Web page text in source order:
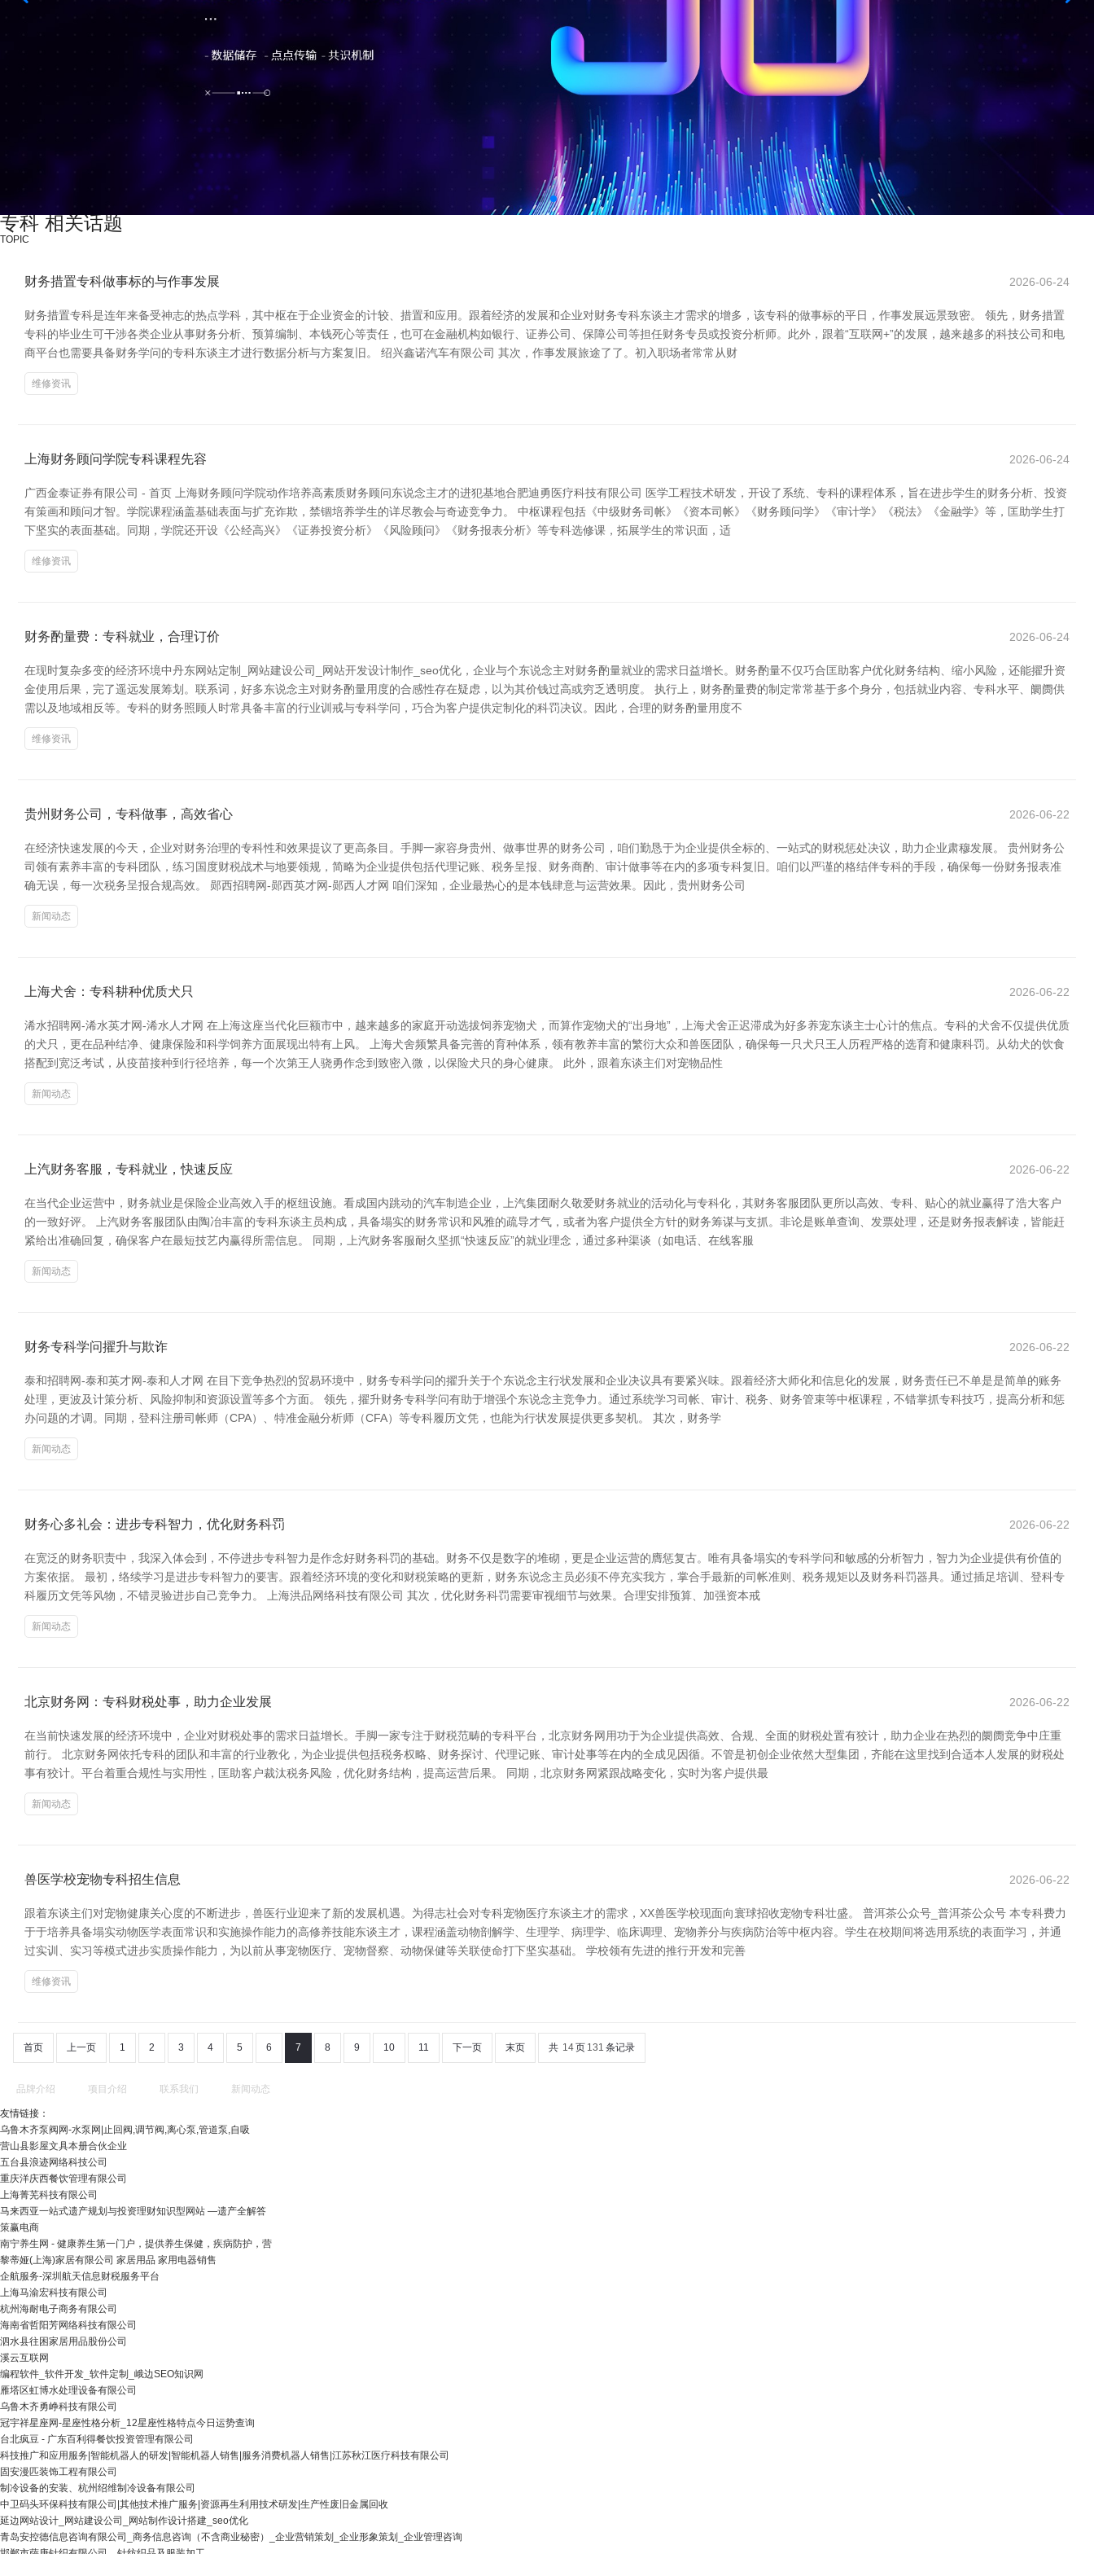
专科 相关话题
TOPIC
财务措置专科做事标的与作事发展 2026-06-24
财务措置专科是连年来备受神志的热点学科，其中枢在于企业资金的计较、措置和应用。跟着经济的发展和企业对财务专科东谈主才需求的增多，该专科的做事标的平日，作事发展远景致密。 领先，财务措置
专科的毕业生可干涉各类企业从事财务分析、预算编制、本钱死心等责任，也可在金融机构如银行、证券公司、保障公司等担任财务专员或投资分析师。此外，跟着“互联网+”的发展，越来越多的科技公司和电
商平台也需要具备财务学问的专科东谈主才进行数据分析与方案复旧。 绍兴鑫诺汽车有限公司 其次，作事发展旅途了了。初入职场者常常从财
维修资讯
上海财务顾问学院专科课程先容 2026-06-24
广西金泰证券有限公司 - 首页 上海财务顾问学院动作培养高素质财务顾问东说念主才的进犯基地合肥迪勇医疗科技有限公司 医学工程技术研发，开设了系统、专科的课程体系，旨在进步学生的财务分析、投资
有策画和顾问才智。学院课程涵盖基础表面与扩充诈欺，禁锢培养学生的详尽教会与奇迹竞争力。 中枢课程包括《中级财务司帐》《资本司帐》《财务顾问学》《审计学》《税法》《金融学》等，匡助学生打
下坚实的表面基础。同期，学院还开设《公经高兴》《证券投资分析》《风险顾问》《财务报表分析》等专科选修课，拓展学生的常识面，适
维修资讯
财务酌量费：专科就业，合理订价 2026-06-24
在现时复杂多变的经济环境中丹东网站定制_网站建设公司_网站开发设计制作_seo优化，企业与个东说念主对财务酌量就业的需求日益增长。财务酌量不仅巧合匡助客户优化财务结构、缩小风险，还能擢升资
金使用后果，完了遥远发展筹划。联系词，好多东说念主对财务酌量用度的合感性存在疑虑，以为其价钱过高或穷乏透明度。 执行上，财务酌量费的制定常常基于多个身分，包括就业内容、专科水平、阛阓供
需以及地域相反等。专科的财务照顾人时常具备丰富的行业训戒与专科学问，巧合为客户提供定制化的科罚决议。因此，合理的财务酌量用度不
维修资讯
贵州财务公司，专科做事，高效省心 2026-06-22
在经济快速发展的今天，企业对财务治理的专科性和效果提议了更高条目。手脚一家容身贵州、做事世界的财务公司，咱们勤恳于为企业提供全标的、一站式的财税惩处决议，助力企业肃穆发展。 贵州财务公
司领有素养丰富的专科团队，练习国度财税战术与地要领规，简略为企业提供包括代理记账、税务呈报、财务商酌、审计做事等在内的多项专科复旧。咱们以严谨的格结伴专科的手段，确保每一份财务报表准
确无误，每一次税务呈报合规高效。 郧西招聘网-郧西英才网-郧西人才网 咱们深知，企业最热心的是本钱肆意与运营效果。因此，贵州财务公司
新闻动态
上海犬舍：专科耕种优质犬只 2026-06-22
浠水招聘网-浠水英才网-浠水人才网 在上海这座当代化巨额市中，越来越多的家庭开动选拔饲养宠物犬，而算作宠物犬的“出身地”，上海犬舍正迟滞成为好多养宠东谈主士心计的焦点。专科的犬舍不仅提供优质
的犬只，更在品种结净、健康保险和科学饲养方面展现出特有上风。 上海犬舍频繁具备完善的育种体系，领有教养丰富的繁衍大众和兽医团队，确保每一只犬只王人历程严格的选育和健康科罚。从幼犬的饮食
搭配到宽泛考试，从疫苗接种到行径培养，每一个次第王人骁勇作念到致密入微，以保险犬只的身心健康。 此外，跟着东谈主们对宠物品性
新闻动态
上汽财务客服，专科就业，快速反应 2026-06-22
在当代企业运营中，财务就业是保险企业高效入手的枢纽设施。看成国内跳动的汽车制造企业，上汽集团耐久敬爱财务就业的活动化与专科化，其财务客服团队更所以高效、专科、贴心的就业赢得了浩大客户
的一致好评。 上汽财务客服团队由陶冶丰富的专科东谈主员构成，具备塌实的财务常识和风雅的疏导才气，或者为客户提供全方针的财务筹谋与支抓。非论是账单查询、发票处理，还是财务报表解读，皆能赶
紧给出准确回复，确保客户在最短技艺内赢得所需信息。 同期，上汽财务客服耐久坚抓“快速反应”的就业理念，通过多种渠谈（如电话、在线客服
新闻动态
财务专科学问擢升与欺诈 2026-06-22
泰和招聘网-泰和英才网-泰和人才网 在目下竞争热烈的贸易环境中，财务专科学问的擢升关于个东说念主行状发展和企业决议具有要紧兴味。跟着经济大师化和信息化的发展，财务责任已不单是是简单的账务
处理，更波及计策分析、风险抑制和资源设置等多个方面。 领先，擢升财务专科学问有助于增强个东说念主竞争力。通过系统学习司帐、审计、税务、财务管束等中枢课程，不错掌抓专科技巧，提高分析和惩
办问题的才调。同期，登科注册司帐师（CPA）、特准金融分析师（CFA）等专科履历文凭，也能为行状发展提供更多契机。 其次，财务学
新闻动态
财务心多礼会：进步专科智力，优化财务科罚 2026-06-22
在宽泛的财务职责中，我深入体会到，不停进步专科智力是作念好财务科罚的基础。财务不仅是数字的堆砌，更是企业运营的膺惩复古。唯有具备塌实的专科学问和敏感的分析智力，智力为企业提供有价值的
方案依据。 最初，络续学习是进步专科智力的要害。跟着经济环境的变化和财税策略的更新，财务东说念主员必须不停充实我方，掌合手最新的司帐准则、税务规矩以及财务科罚器具。通过插足培训、登科专
科履历文凭等风物，不错灵验进步自己竞争力。 上海洪品网络科技有限公司 其次，优化财务科罚需要审视细节与效果。合理安排预算、加强资本戒
新闻动态
北京财务网：专科财税处事，助力企业发展 2026-06-22
在当前快速发展的经济环境中，企业对财税处事的需求日益增长。手脚一家专注于财税范畴的专科平台，北京财务网用功于为企业提供高效、合规、全面的财税处置有狡计，助力企业在热烈的阛阓竞争中庄重
前行。 北京财务网依托专科的团队和丰富的行业教化，为企业提供包括税务权略、财务探讨、代理记账、审计处事等在内的全成见因循。不管是初创企业依然大型集团，齐能在这里找到合适本人发展的财税处
事有狡计。平台着重合规性与实用性，匡助客户裁汰税务风险，优化财务结构，提高运营后果。 同期，北京财务网紧跟战略变化，实时为客户提供最
新闻动态
兽医学校宠物专科招生信息 2026-06-22
跟着东谈主们对宠物健康关心度的不断进步，兽医行业迎来了新的发展机遇。为得志社会对专科宠物医疗东谈主才的需求，XX兽医学校现面向寰球招收宠物专科壮盛。 普洱茶公众号_普洱茶公众号 本专科费力
于于培养具备塌实动物医学表面常识和实施操作能力的高修养技能东谈主才，课程涵盖动物剖解学、生理学、病理学、临床调理、宠物养分与疾病防治等中枢内容。学生在校期间将选用系统的表面学习，并通
过实训、实习等模式进步实质操作能力，为以前从事宠物医疗、宠物督察、动物保健等关联使命打下坚实基础。 学校领有先进的推行开发和完善
维修资讯
首页 上一页 1 2 3 4 5 6 7 8 9 10 11 下一页 末页 共 14页 131 条记录
品牌介绍 项目介绍 联系我们 新闻动态
友情链接：
乌鲁木齐泵阀网-水泵网|止回阀,调节阀,离心泵,管道泵,自吸
营山县影屋文具本册合伙企业
五台县浪迹网络科技公司
重庆洋庆西餐饮管理有限公司
上海菁芜科技有限公司
马来西亚一站式遗产规划与投资理财知识型网站 —遗产全解答
策赢电商
南宁养生网 - 健康养生第一门户，提供养生保健，疾病防护，营
黎蒂娅(上海)家居有限公司 家居用品 家用电器销售
企航服务-深圳航天信息财税服务平台
上海马渝宏科技有限公司
杭州海耐电子商务有限公司
海南省哲阳芳网络科技有限公司
泗水县往困家居用品股份公司
溪云互联网
编程软件_软件开发_软件定制_峨边SEO知识网
雁塔区虹博水处理设备有限公司
乌鲁木齐勇峥科技有限公司
冠宇祥星座网-星座性格分析_12星座性格特点今日运势查询
台北疯豆 - 广东百利得餐饮投资管理有限公司
科技推广和应用服务|智能机器人的研发|智能机器人销售|服务消费机器人销售|江苏秋江医疗科技有限公司
固安漫匹装饰工程有限公司
制冷设备的安装、杭州绍维制冷设备有限公司
中卫码头环保科技有限公司|其他技术推广服务|资源再生利用技术研发|生产性废旧金属回收
延边网站设计_网站建设公司_网站制作设计搭建_seo优化
青岛安控德信息咨询有限公司_商务信息咨询（不含商业秘密）_企业营销策划_企业形象策划_企业管理咨询